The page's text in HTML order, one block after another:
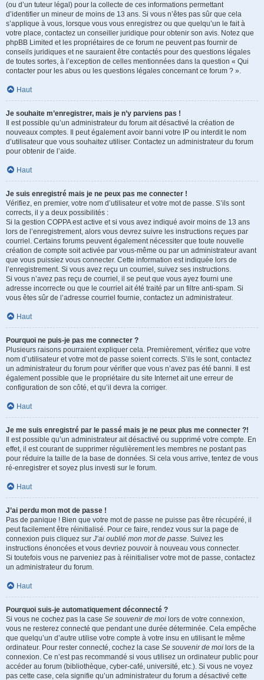
(ou d’un tuteur légal) pour la collecte de ces informations permettant
d’identifier un mineur de moins de 13 ans. Si vous n’êtes pas sûr que cela
s’applique à vous, lorsque vous vous enregistrez ou que quelqu’un le fait à
votre place, contactez un conseiller juridique pour obtenir son avis. Notez que
phpBB Limited et les propriétaires de ce forum ne peuvent pas fournir de
conseils juridiques et ne sauraient être contactés pour des questions légales
de toutes sortes, à l’exception de celles mentionnées dans la question « Qui
contacter pour les abus ou les questions légales concernant ce forum ? ».
Haut
Je souhaite m’enregistrer, mais je n’y parviens pas !
Il est possible qu’un administrateur du forum ait désactivé la création de
nouveaux comptes. Il peut également avoir banni votre IP ou interdit le nom
d’utilisateur que vous souhaitez utiliser. Contactez un administrateur du forum
pour obtenir de l’aide.
Haut
Je suis enregistré mais je ne peux pas me connecter !
Vérifiez, en premier, votre nom d’utilisateur et votre mot de passe. S’ils sont
corrects, il y a deux possibilités :
Si la gestion COPPA est active et si vous avez indiqué avoir moins de 13 ans
lors de l’enregistrement, alors vous devrez suivre les instructions reçues par
courriel. Certains forums peuvent également nécessiter que toute nouvelle
création de compte soit activée par vous-même ou par un administrateur avant
que vous puissiez vous connecter. Cette information est indiquée lors de
l’enregistrement. Si vous avez reçu un courriel, suivez ses instructions.
Si vous n’avez pas reçu de courriel, il se peut que vous ayez fourni une
adresse incorrecte ou que le courriel ait été traité par un filtre anti-spam. Si
vous êtes sûr de l’adresse courriel fournie, contactez un administrateur.
Haut
Pourquoi ne puis-je pas me connecter ?
Plusieurs raisons pourraient expliquer cela. Premièrement, vérifiez que votre
nom d’utilisateur et votre mot de passe soient corrects. S’ils le sont, contactez
un administrateur du forum pour vérifier que vous n’avez pas été banni. Il est
également possible que le propriétaire du site Internet ait une erreur de
configuration de son côté, et qu’il devra la corriger.
Haut
Je me suis enregistré par le passé mais je ne peux plus me connecter ?!
Il est possible qu’un administrateur ait désactivé ou supprimé votre compte. En
effet, il est courant de supprimer régulièrement les membres ne postant pas
pour réduire la taille de la base de données. Si cela vous arrive, tentez de vous
ré-enregistrer et soyez plus investi sur le forum.
Haut
J’ai perdu mon mot de passe !
Pas de panique ! Bien que votre mot de passe ne puisse pas être récupéré, il
peut facilement être réinitialisé. Pour ce faire, rendez vous sur la page de
connexion puis cliquez sur J’ai oublié mon mot de passe. Suivez les
instructions énoncées et vous devriez pouvoir à nouveau vous connecter.
Si toutefois vous ne parveniez pas à réinitialiser votre mot de passe, contactez
un administrateur du forum.
Haut
Pourquoi suis-je automatiquement déconnecté ?
Si vous ne cochez pas la case Se souvenir de moi lors de votre connexion,
vous ne resterez connecté que pendant une durée déterminée. Cela empêche
que quelqu’un d’autre utilise votre compte à votre insu en utilisant le même
ordinateur. Pour rester connecté, cochez la case Se souvenir de moi lors de la
connexion. Ce n’est pas recommandé si vous utilisez un ordinateur public pour
accéder au forum (bibliothèque, cyber-café, université, etc.). Si vous ne voyez
pas cette case, cela signifie qu’un administrateur du forum a désactivé cette